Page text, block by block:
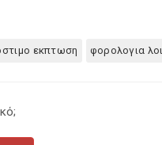
εκπτωση φορολογια